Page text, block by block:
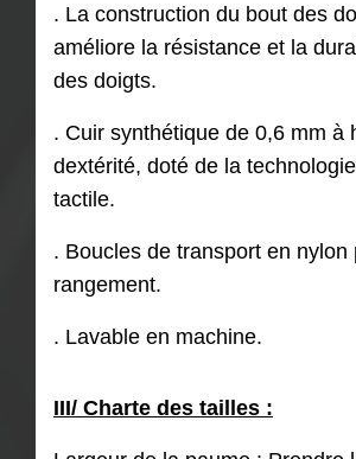
. La construction du bout des
améliore la résistance et la
des doigts.
. Cuir synthétique de 0,6 mm à
dextérité, doté de la
tactile.
. Boucles de transport en nylon
rangement.
. Lavable en machine.
III/ Charte des tailles :